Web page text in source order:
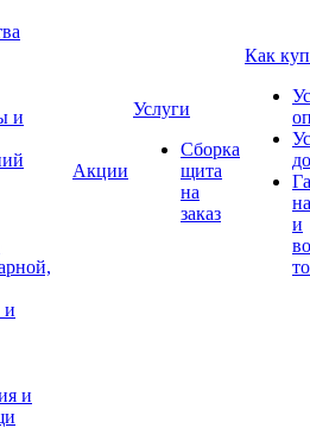
и
и
и
Акции
Услуги
Сборка
щита
на
заказ
Как
и